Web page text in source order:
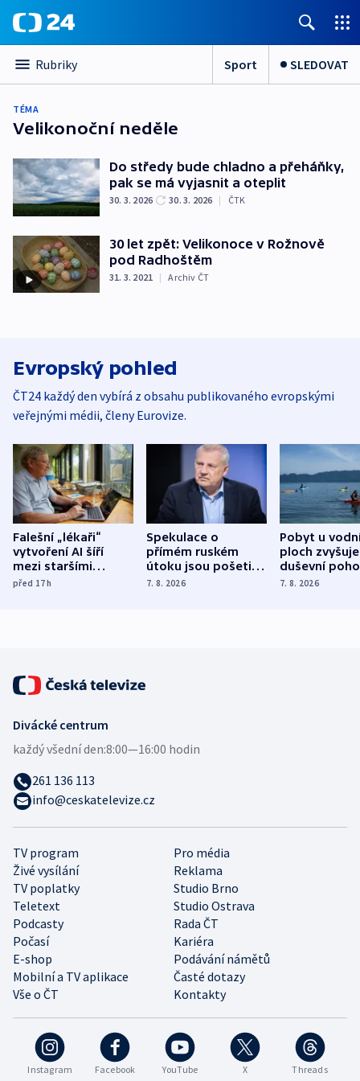
Rubriky Sport SLEDOVAT
TÉMA
Velikonoční neděle
Do středy bude chladno a přeháňky,
pak se má vyjasnit a oteplit
30. 3. 2026 30. 3. 2026 | ČTK
30 let zpět: Velikonoce v Rožnově
pod Radhoštěm
31. 3. 2021 | Archiv ČT
Evropský pohled
ČT24 každý den vybírá z obsahu publikovaného evropskými
veřejnými médii, členy Eurovize.
Falešní „lékaři“
vytvoření AI šíří
mezi staršími
Poláky nebezpečné
před 17h
Spekulace o
přímém ruském
útoku jsou pošetilé,
míní estonský
7. 8. 2026
Pobyt u
ploch zvyšuje
duševní
ukázala
7. 8. 2026
Instagram Facebook YouTube X Threads
TV program
Pro média
Živé vysílání
Reklama
TV poplatky
Studio Brno
Teletext
Studio Ostrava
Podcasty
Rada ČT
Počasí
Kariéra
E-shop
Podávání námětů
Mobilní a TV aplikace
Časté dotazy
Vše o ČT
Kontakty
Divácké centrum
každý všední den:8:00—16:00 hodin
261 136 113
info@ceskatelevize.cz